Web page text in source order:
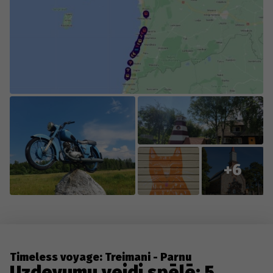
collaboration with you, the players, so we appreciate
everyone who contributes new content or reports
changes to existing content.
+6
Timeless voyage: Treimani - Parnu